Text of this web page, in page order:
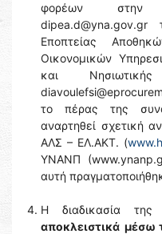
φορέων στην
Εποπτείας
Οικονομικών
και
το πέρας της
αναρτηθεί σχετική
ΑΛΣ – ΕΛ.ΑΚΤ. (
YNANΠ
αυτή
Η διαδικασία της
αποκλειστικά μέσω